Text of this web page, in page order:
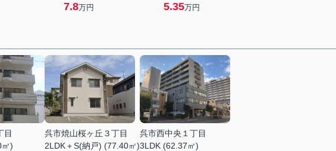
7.8万円 5.35万円
目
)
呉市焼山桜ヶ丘３丁目
2LDK＋S(納戸) (77.40㎡)
呉市西中央１丁目
3LDK (62.37㎡)